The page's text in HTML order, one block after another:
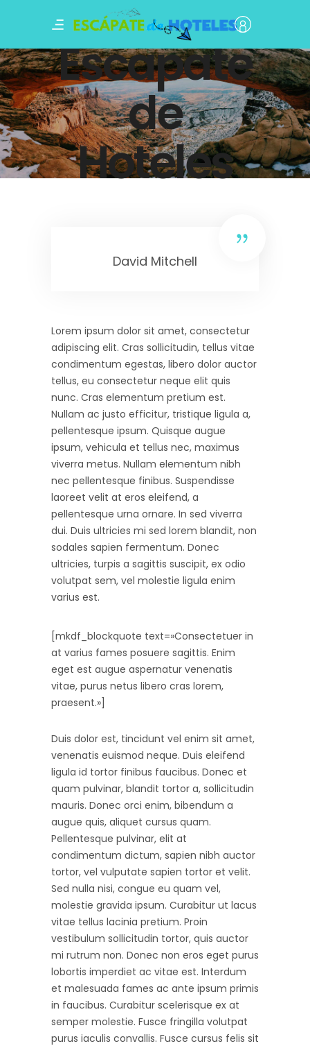
Escapate
de
Hoteles
David Mitchell
Lorem ipsum dolor sit amet, consectetur
adipiscing elit. Cras sollicitudin, tellus vitae
condimentum egestas, libero dolor auctor
tellus, eu consectetur neque elit quis
nunc. Cras elementum pretium est.
Nullam ac justo efficitur, tristique ligula a,
pellentesque ipsum. Quisque augue
ipsum, vehicula et tellus nec, maximus
viverra metus. Nullam elementum nibh
nec pellentesque finibus. Suspendisse
laoreet velit at eros eleifend, a
pellentesque urna ornare. In sed viverra
dui. Duis ultricies mi sed lorem blandit, non
sodales sapien fermentum. Donec
ultricies, turpis a sagittis suscipit, ex odio
volutpat sem, vel molestie ligula enim
varius est.
[mkdf_blockquote text=»Consectetuer in
at varius fames posuere sagittis. Enim
eget est augue aspernatur venenatis
vitae, purus netus libero cras lorem,
praesent.»]
Duis dolor est, tincidunt vel enim sit amet,
venenatis euismod neque. Duis eleifend
ligula id tortor finibus faucibus. Donec et
quam pulvinar, blandit tortor a, sollicitudin
mauris. Donec orci enim, bibendum a
augue quis, aliquet cursus quam.
Pellentesque pulvinar, elit at
condimentum dictum, sapien nibh auctor
tortor, vel vulputate sapien tortor et velit.
Sed nulla nisi, congue eu quam vel,
molestie gravida ipsum. Curabitur ut lacus
vitae tellus lacinia pretium. Proin
vestibulum sollicitudin tortor, quis auctor
mi rutrum non. Donec non eros eget purus
lobortis imperdiet ac vitae est. Interdum
et malesuada fames ac ante ipsum primis
in faucibus. Curabitur scelerisque ex at
semper molestie. Fusce fringilla volutpat
purus iaculis convallis. Fusce cursus felis sit